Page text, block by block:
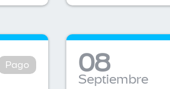
Pago 08
Septiembre